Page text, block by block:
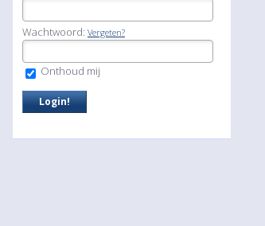
Wachtwoord: Vergeten?
Onthoud mij